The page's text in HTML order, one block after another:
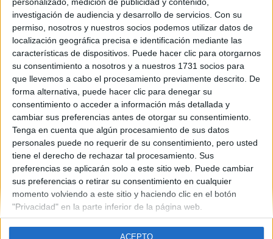
investigación de audiencia y desarrollo de servicios. Con su
permiso, nosotros y nuestros socios podemos utilizar datos de
localización geográfica precisa e identificación mediante las
características de dispositivos. Puede hacer clic para otorgarnos
su consentimiento a nosotros y a nuestros 1731 socios para
que llevemos a cabo el procesamiento previamente descrito. De
forma alternativa, puede hacer clic para denegar su
consentimiento o acceder a información más detallada y
cambiar sus preferencias antes de otorgar su consentimiento.
Tenga en cuenta que algún procesamiento de sus datos
personales puede no requerir de su consentimiento, pero usted
tiene el derecho de rechazar tal procesamiento. Sus
preferencias se aplicarán solo a este sitio web. Puede cambiar
sus preferencias o retirar su consentimiento en cualquier
momento volviendo a este sitio y haciendo clic en el botón
"Privacidad" en la parte inferior de la página web.
ACEPTO
Mes de examen:
Junio
Asignatura:
Biología
Fichero Examen:
ex-men-selectividad-biolog-andaluc-2013-junio.pdf
Quiénes somos| Contactar| Anúnciate
Aviso legal|Politica de privacidad|Condiciones generales
de cookies
© 2003-2026Compás Mediterráneo S.L.- Diego de León 47 - 28006
Madrid [ESPAÑA] - Tel. +34 91 593 2767